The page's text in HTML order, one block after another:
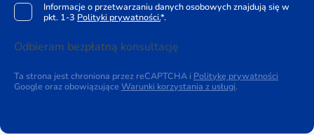
Informacje o przetwarzaniu danych osobowych znajdują się w
pkt. 1-3 Polityki prywatności.*.
Odbieram bezpłatną konsultację
Ta strona jest chroniona przez reCAPTCHA i Politykę prywatności
Google oraz obowiązujące Warunki korzystania z usługi.